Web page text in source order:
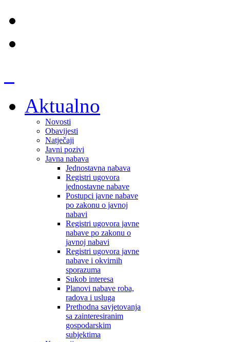
Aktualno
Novosti
Obavijesti
Natječaji
Javni pozivi
Javna nabava
Jednostavna nabava
Registri ugovora
jednostavne nabave
Postupci javne nabave
po zakonu o javnoj
nabavi
Registri ugovora javne
nabave po zakonu o
javnoj nabavi
Registri ugovora javne
nabave i okvirnih
sporazuma
Sukob interesa
Planovi nabave roba,
radova i usluga
Prethodna savjetovanja
sa zainteresiranim
gospodarskim
subjektima